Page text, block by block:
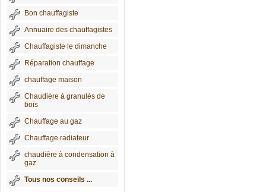
Bon chauffagiste
Annuaire des chauffagistes
Chauffagiste le dimanche
Réparation chauffage
chauffage maison
Chaudière à granulés de
bois
Chauffage au gaz
Chauffage radiateur
chaudière à condensation à
gaz
Tous nos conseils ...